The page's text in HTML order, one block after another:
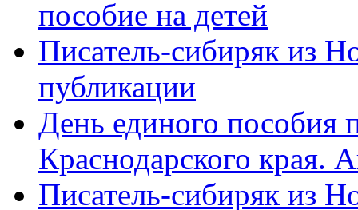
пособие на детей
Писатель-сибиряк из
публикации
День единого пособия
Краснодарского края.
Писатель-сибиряк из